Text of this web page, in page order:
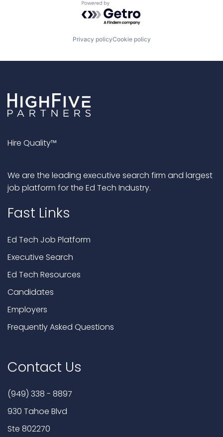
Powered by Getro.com
Privacy policyCookie policy
Hire Quality™
We are the leading executive search firm and largest
job platform for the Ed Tech Industry.
Fast Links
Ed Tech Job Platform
Executive Search
Ed Tech Resources
Candidates
Employers
Frequently Asked Questions
Contact Us
(949) 338 - 8897
930 Tahoe Blvd
Ste 802270